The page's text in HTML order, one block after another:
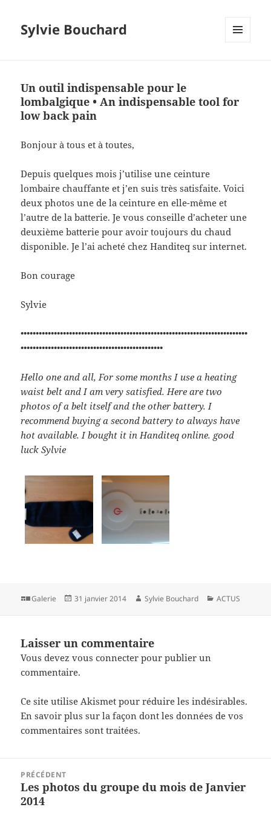
Sylvie Bouchard
Un outil indispensable pour le
lombalgique • An indispensable tool for
low back pain
Bonjour à tous et à toutes,
Depuis quelques mois j’utilise une ceinture
lombaire chauffante et j’en suis très satisfaite. Voici
deux photos une de la ceinture en elle-même et
l’autre de la batterie. Je vous conseille d’acheter une
deuxième batterie pour avoir toujours du chaud
disponible. Je l’ai acheté chez Handiteq sur internet.
Bon courage
Sylvie
•••••••••••••••••••••••••••••••••••••••••••••••••••••••••••••••••••••••••••
•••••••••••••••••••••••••••••••••••••••••••••••
Hello one and all, For some months I use a heating
waist belt and I am very satisfied. Here are two
photos of a belt itself and the other battery. I
recommend buying a second battery to always have
hot available. I bought it in Handiteq online. good
luck Sylvie
Format
Galerie
Publié
31 janvier 2014 Auteur
Sylvie Bouchard Catégories
ACTUS
Laisser un commentaire
Vous devezvous connecter pour publier un
commentaire.
Ce site utilise Akismet pour réduire les indésirables.
En savoir plus sur la façon dont les données de vos
commentaires sont traitées.
l’article
PRÉCÉDENT
Article
précédent :
Les photos du groupe du mois de Janvier
2014